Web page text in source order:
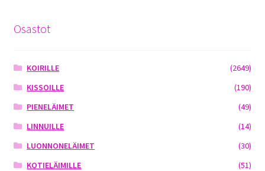
Osastot
KOIRILLE
(2649)
KISSOILLE
(190)
PIENELÄIMET
(49)
LINNUILLE
(14)
LUONNONELÄIMET
(30)
KOTIELÄIMILLE
(51)